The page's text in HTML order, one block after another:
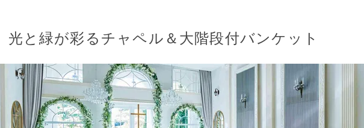
光と緑が彩るチャペル＆大階段付バンケット